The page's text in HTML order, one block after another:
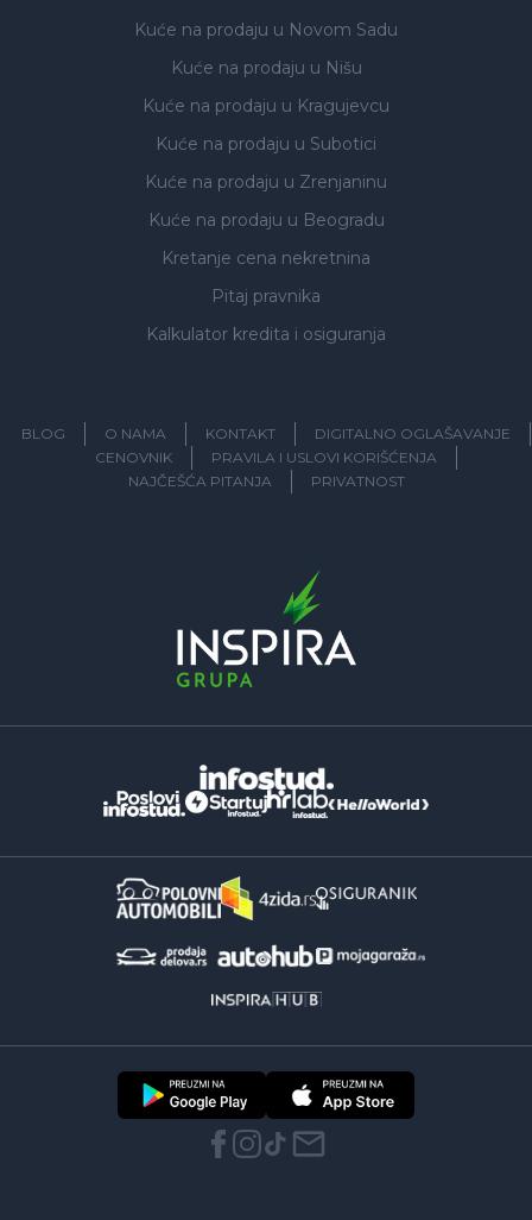
Kuće na prodaju u Novom Sadu
Kuće na prodaju u Nišu
Kuće na prodaju u Kragujevcu
Kuće na prodaju u Subotici
Kuće na prodaju u Zrenjaninu
Kuće na prodaju u Beogradu
Kretanje cena nekretnina
Pitaj pravnika
Kalkulator kredita i osiguranja
BLOG O NAMA KONTAKT
DIGITALNO OGLAŠAVANJE
CENOVNIK
PRAVILA I USLOVI KORIŠĆENJA
NAJČEŠĆA PITANJA
PRIVATNOST